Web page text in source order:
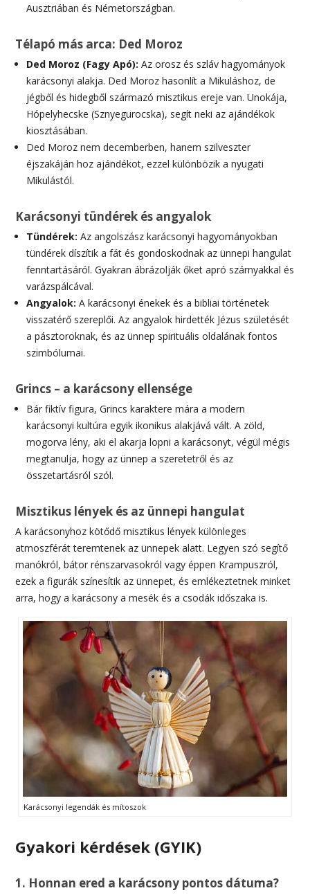
Ausztriában és Németországban.
Télapó más arca: Ded Moroz
Ded Moroz (Fagy Apó): Az orosz és szláv hagyományok
karácsonyi alakja. Ded Moroz hasonlít a Mikuláshoz, de
jégből és hidegből származó misztikus ereje van. Unokája,
Hópelyhecske (Sznyegurocska), segít neki az ajándékok
kiosztásában.
Ded Moroz nem decemberben, hanem szilveszter
éjszakáján hoz ajándékot, ezzel különbözik a nyugati
Mikulástól.
Karácsonyi tündérek és angyalok
Tündérek: Az angolszász karácsonyi hagyományokban
tündérek díszítik a fát és gondoskodnak az ünnepi hangulat
fenntartásáról. Gyakran ábrázolják őket apró szárnyakkal és
varázspálcával.
Angyalok: A karácsonyi énekek és a bibliai történetek
visszatérő szereplői. Az angyalok hirdették Jézus születését
a pásztoroknak, és az ünnep spirituális oldalának fontos
szimbólumai.
Grincs – a karácsony ellensége
Bár fiktív figura, Grincs karaktere mára a modern
karácsonyi kultúra egyik ikonikus alakjává vált. A zöld,
mogorva lény, aki el akarja lopni a karácsonyt, végül mégis
megtanulja, hogy az ünnep a szeretetről és az
összetartásról szól.
Misztikus lények és az ünnepi hangulat
A karácsonyhoz kötődő misztikus lények különleges
atmoszférát teremtenek az ünnepek alatt. Legyen szó segítő
manókról, bátor rénszarvasokról vagy éppen Krampuszról,
ezek a figurák színesítik az ünnepet, és emlékeztetnek minket
arra, hogy a karácsony a mesék és a csodák időszaka is.
Karácsonyi legendák és mítoszok
Gyakori kérdések (GYIK)
1. Honnan ered a karácsony pontos dátuma?